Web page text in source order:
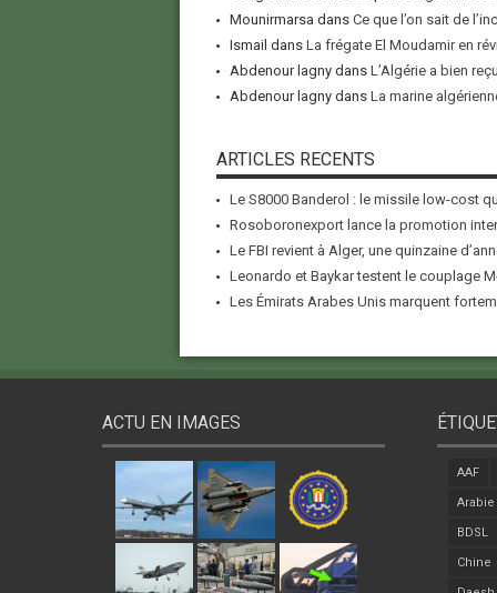
Mounirmarsa dans Ce que l’on sait de
Ismail dans La frégate El Moudamir en
Abdenour lagnydans L’Algérie a bien
Abdenour lagnydans La marine
ARTICLES RECENTS
Le S8000 Banderol : le missile low-cost
Rosoboronexport lance la promotion
Le FBI revient à Alger, une quinzaine
Leonardo et Baykar testent le couplage M-
Les Émirats Arabes Unis marquent
ACTU EN IMAGES
AAF
BDSL
Chine